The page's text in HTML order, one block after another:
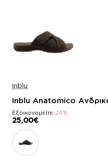
Inblu
Inblu Anatomico
Εξοικονομείτε-24%
25,00€